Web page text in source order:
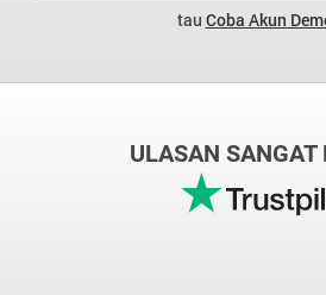
tau Coba Akun
ULASAN SANGAT